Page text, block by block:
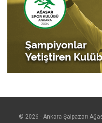
© 2026 - Ankara Şalpazarı